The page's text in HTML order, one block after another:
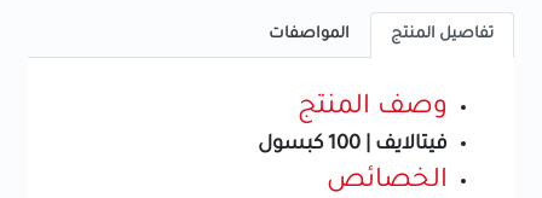
تفاصيل المنتج المواصفات
وصف المنتج
فيتالايف | 100 كبسول
الخصائص